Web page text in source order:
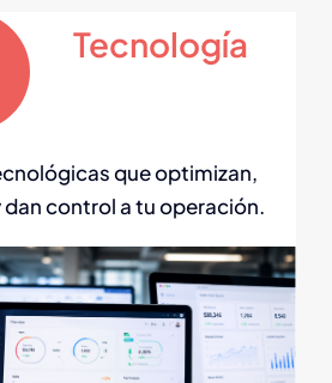
Tecnología
que optimizan,
control a tu operación.